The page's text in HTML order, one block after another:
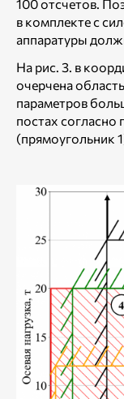
100 отсчетов.
в комплекте с
аппаратуры
На рис. 3. в
очерчена
параметров
постах
(прямоугольник